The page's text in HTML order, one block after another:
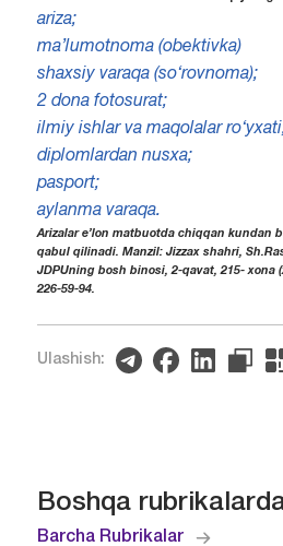
ariza;
ma’lumotnoma (obektivka)
shaxsiy varaqa (so‘rovnoma);
2 dona fotosurat;
ilmiy ishlar va maqolalar
diplomlardan nusxa;
pasport;
aylanma varaqa.
Arizalar e’lon matbuotda chiqqan kundan
qabul qilinadi. Manzil: Jizzax shahri,
JDPUning bosh binosi, 2-qavat, 215- xona
226-59-94.
Ulashish:
Boshqa
Barcha Rubrikalar